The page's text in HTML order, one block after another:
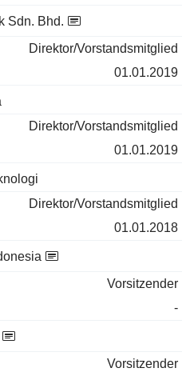
Sdn. Bhd.
Direktor/Vorstandsmitglied
01.01.2019
Direktor/Vorstandsmitglied
01.01.2019
Direktor/Vorstandsmitglied
01.01.2018
Vorsitzender
-
Vorsitzender